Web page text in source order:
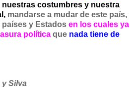
costumbres y nuestra
mandarse a mudar de este país,
y Estados en los cuales ya
política que nada tiene de
y Silva